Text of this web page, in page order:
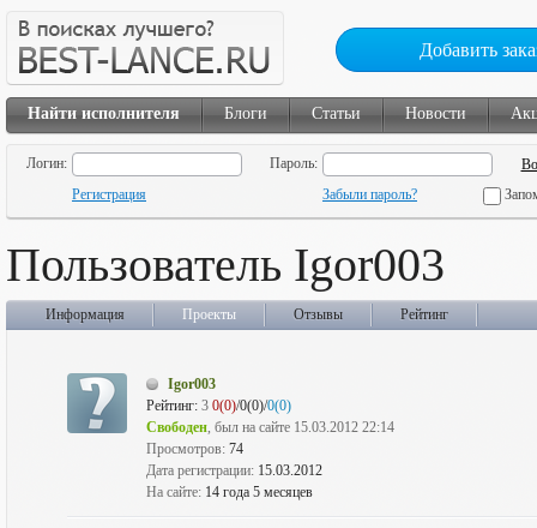
Добавить
Найти исполнителя Блоги Статьи Новости
Логин:
Пароль:
Регистрация
Забыли пароль?
Пользователь Igor003
Информация Проекты Отзывы Рейтинг
Igor003
Рейтинг: 3 0(0)/0(0)/0(0)
Свободен, был на сайте 15.03.2012 22:14
Просмотров: 74
Дата регистрации: 15.03.2012
На сайте: 14 года 5 месяцев